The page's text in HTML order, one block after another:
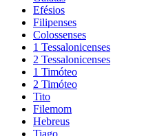
Efésios
Filipenses
Colossenses
1 Tessalonicenses
2 Tessalonicenses
1 Timóteo
2 Timóteo
Tito
Filemom
Hebreus
Tiago